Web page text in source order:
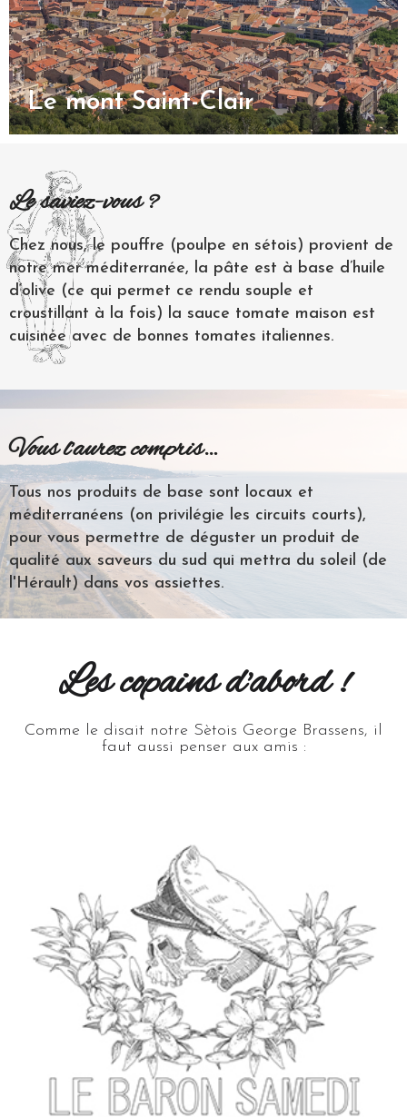
Le mont Saint-Clair
Le saviez-vous ?
Chez nous, le pouffre (poulpe en sétois) provient de
notre mer méditerranée, la pâte est à base d’huile
d’olive (ce qui permet ce rendu souple et
croustillant à la fois) la sauce tomate maison est
cuisinée avec de bonnes tomates italiennes.
Vous l’aurez compris…
Tous nos produits de base sont locaux et
méditerranéens (on privilégie les circuits courts),
pour vous permettre de déguster un produit de
qualité aux saveurs du sud qui mettra du soleil (de
l'Hérault) dans vos assiettes.
Les copains d'abord !
Comme le disait notre Sètois George Brassens, il
faut aussi penser aux amis :